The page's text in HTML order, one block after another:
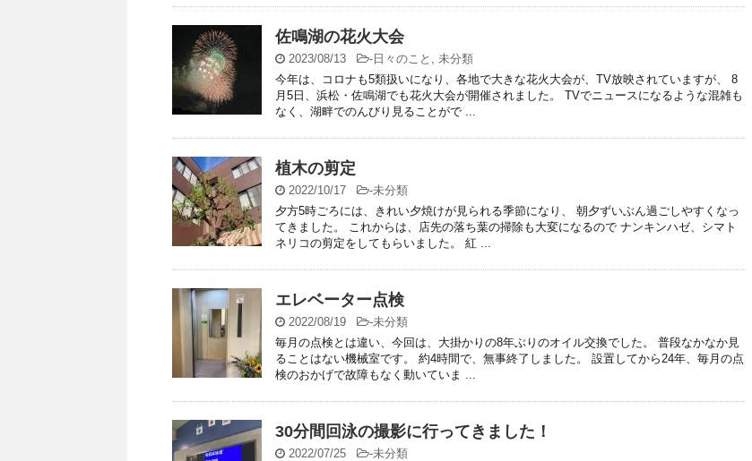
佐鳴湖の花火大会
2023/08/13 - 日々のこと , 未分類
今年は、コロナも5類扱いになり、各地で大きな花火大会が、TV放映されていますが、 8
月5日、浜松・佐鳴湖でも花火大会が開催されました。 TVでニュースになるような混雑も
なく、湖畔でのんびり見ることがで ...
植木の剪定
2022/10/17 -未分類
夕方5時ごろには、きれい夕焼けが見られる季節になり、 朝夕ずいぶん過ごしやすくなっ
てきました。 これからは、店先の落ち葉の掃除も大変になるので ナンキンハゼ、シマト
ネリコの剪定をしてもらいました。 紅 ...
エレベーター点検
2022/08/19 -未分類
毎月の点検とは違い、今回は、大掛かりの8年ぶりのオイル交換でした。 普段なかなか見
ることはない機械室です。 約4時間で、無事終了しました。 設置してから24年、毎月の点
検のおかげで故障もなく動いていま ...
30分間回泳の撮影に行ってきました！
2022/07/25 -未分類